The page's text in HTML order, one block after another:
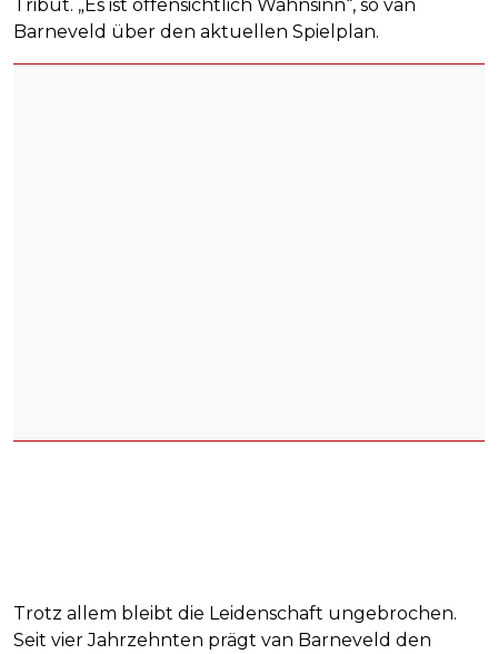
Tribut. „Es ist offensichtlich Wahnsinn“, so van
Barneveld über den aktuellen Spielplan.
Trotz allem bleibt die Leidenschaft ungebrochen.
Seit vier Jahrzehnten prägt van Barneveld den